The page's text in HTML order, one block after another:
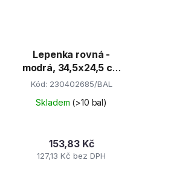
Lepenka rovná -
modrá, 34,5x24,5 cm
(E-Welle)
Kód: 230402685/BAL
Skladem (>10 bal)
127,13 Kč bez DPH
153,83 Kč